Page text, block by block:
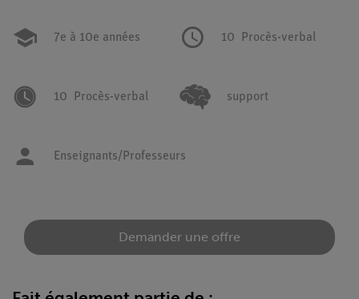
7e à 10e années 10 Procès-verbal
10 Procès-verbal support
Enseignants/Professeurs
Demander une offre